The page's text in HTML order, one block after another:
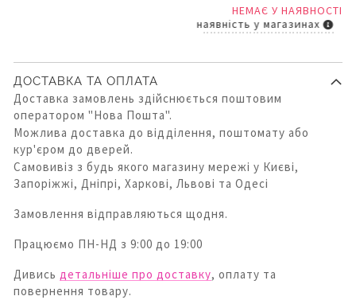
НЕМАЄ У НАЯВНОСТІ
наявність у магазинах
ДОСТАВКА ТА ОПЛАТА
Доставка замовлень здійснюється поштовим
оператором "Нова Пошта".
Можлива доставка до відділення, поштомату або
кур'єром до дверей.
Самовивіз з будь якого магазину мережі у Києві,
Запоріжжі, Дніпрі, Харкові, Львові та Одесі
Замовлення відправляються щодня.
Працюємо ПН-НД з 9:00 до 19:00
Дивись детальніше про доставку, оплату та
повернення товару.